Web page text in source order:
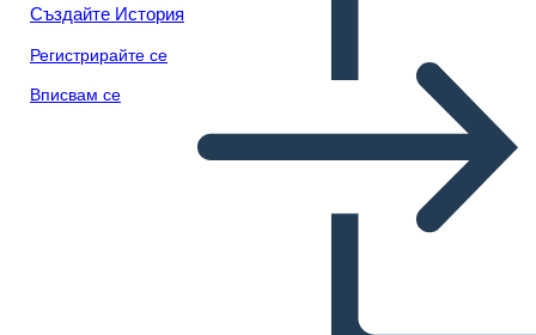
Създайте История
Регистрирайте се
Вписвам се